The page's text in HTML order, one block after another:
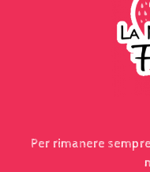
Per rimanere